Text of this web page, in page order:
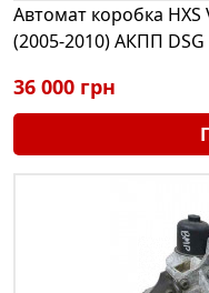
Автомат коробка HXS
(2005-2010) АКПП DSG
36 000 грн